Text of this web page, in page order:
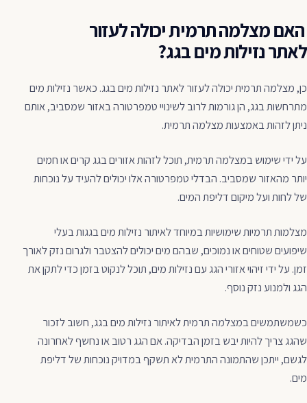
האם מצלמה תרמית יכולה לעזור
לאתר נזילות מים בגג?
כן, מצלמה תרמית יכולה לעזור לאתר נזילות מים בגג. כאשר נזילות מים
מתרחשות בגג, הן גורמות לרוב לשינויי טמפרטורה באזור שמסביב, אותם
ניתן לזהות באמצעות מצלמה תרמית.
על ידי שימוש במצלמה תרמית, תוכל לזהות אזורים בגג קרים או חמים
יותר מהאזור שמסביב. הבדלי טמפרטורה אלו יכולים להעיד על נוכחות
של לחות ועל מיקום דליפת המים.
מצלמות תרמיות שימושיות במיוחד לאיתור נזילות מים בגגות בעלי
שיפועים שטוחים או נמוכים, שבהם מים יכולים להצטבר ולגרום נזק לאורך
זמן. על ידי זיהוי אזורי הגג עם נזילות מים, תוכל לנקוט בזמן כדי לתקן את
הגג ולמנוע נזק נוסף.
כשמשתמשים במצלמה תרמית לאיתור נזילות מים בגג, חשוב לזכור
שהגג צריך להיות יבש בזמן הבדיקה. אם הגג רטוב או נחשף לאחרונה
לגשם, ייתכן שהתמונה התרמית לא תשקף במדויק נוכחות של דליפת
מים.